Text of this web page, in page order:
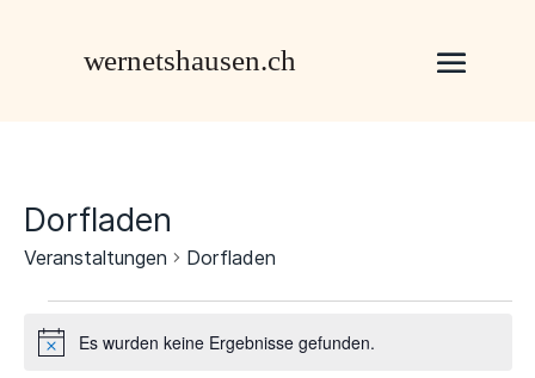
Dorfladen
Veranstaltungen Dorfladen
HinweisEs wurden keine Ergebnisse gefunden.